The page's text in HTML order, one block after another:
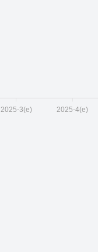
2025-3(e) 2025-4(e)